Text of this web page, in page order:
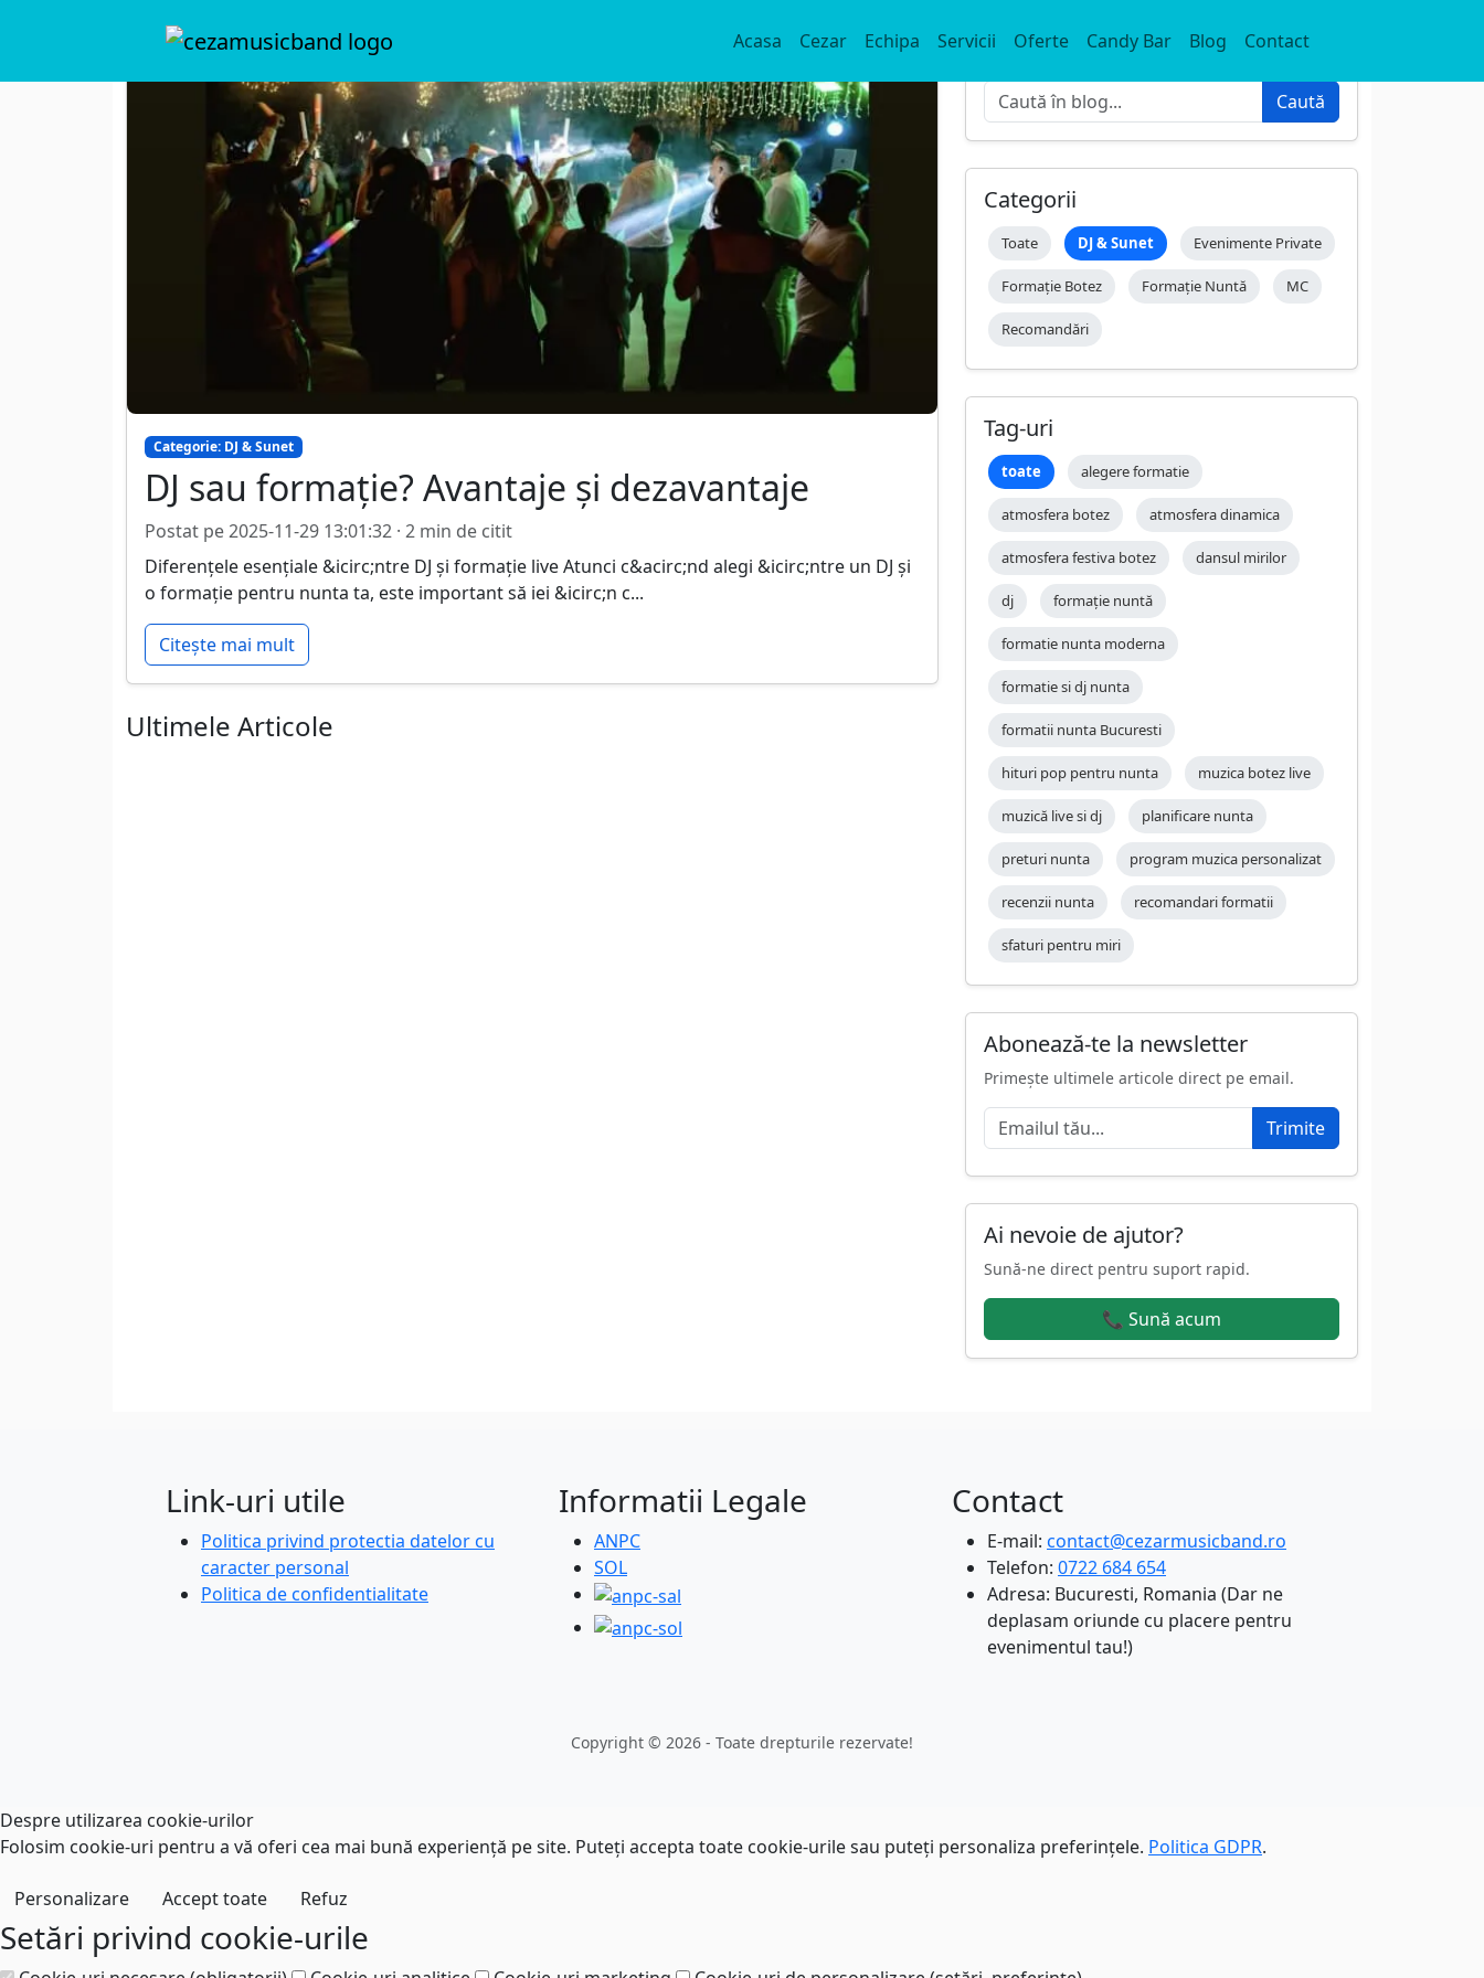
Acasa Cezar Echipa Servicii Oferte Candy Bar Blog Contact
Categorie: DJ & Sunet
DJ sau formație? Avantaje și dezavantaje
Postat pe 2025-11-29 13:01:32 · 2 min de citit
Diferențele esențiale &icirc;ntre DJ și formație live Atunci c&acirc;nd alegi &icirc;ntre un DJ și
o formație pentru nunta ta, este important să iei &icirc;n c...
Citește mai mult
Ultimele Articole
Caută
Categorii
Toate DJ & Sunet Evenimente Private
Formație Botez Formație Nuntă MC
Recomandări
Tag-uri
toate alegere formatie
atmosfera botez atmosfera dinamica
atmosfera festiva botez dansul mirilor
dj formație nuntă
formatie nunta moderna
formatie si dj nunta
formatii nunta Bucuresti
hituri pop pentru nunta muzica botez live
muzică live si dj planificare nunta
preturi nunta program muzica personalizat
recenzii nunta recomandari formatii
sfaturi pentru miri
Abonează-te la newsletter
Primește ultimele articole direct pe email.
Trimite
Ai nevoie de ajutor?
Sună-ne direct pentru suport rapid.
📞 Sună acum
Link-uri utile
Politica privind protectia datelor cu
caracter personal
Politica de confidentialitate
Informatii Legale
ANPC
SOL
Contact
E-mail: contact@cezarmusicband.ro
Telefon: 0722 684 654
Adresa: Bucuresti, Romania (Dar ne
deplasam oriunde cu placere pentru
evenimentul tau!)
Copyright © 2026 - Toate drepturile rezervate!
Despre utilizarea cookie-urilor
Folosim cookie-uri pentru a vă oferi cea mai bună experiență pe site. Puteți accepta toate cookie-urile sau puteți personaliza preferințele. Politica GDPR.
Personalizare Accept toate Refuz
Setări privind cookie-urile